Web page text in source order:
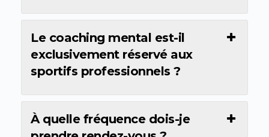
Le coaching mental est-il
exclusivement réservé aux
sportifs professionnels ?
À quelle fréquence dois-je